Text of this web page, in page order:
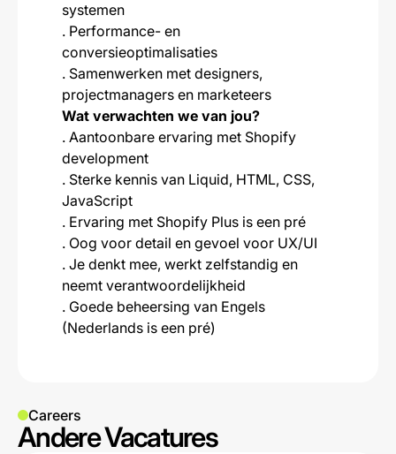
systemen
. Performance- en
conversieoptimalisaties
. Samenwerken met designers,
projectmanagers en marketeers
‍Wat verwachten we van jou?
. Aantoonbare ervaring met Shopify
development
. Sterke kennis van Liquid, HTML, CSS,
JavaScript
. Ervaring met Shopify Plus is een pré
. Oog voor detail en gevoel voor UX/UI
. Je denkt mee, werkt zelfstandig en
neemt verantwoordelijkheid
. Goede beheersing van Engels
(Nederlands is een pré)
Careers
Andere Vacatures